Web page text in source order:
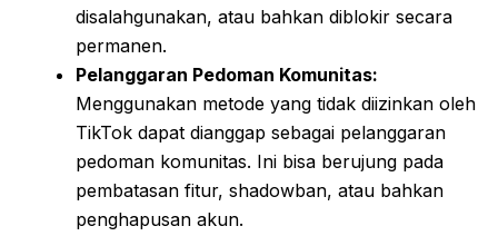
disalahgunakan, atau bahkan diblokir secara
permanen.
Pelanggaran Pedoman Komunitas:
Menggunakan metode yang tidak diizinkan oleh
TikTok dapat dianggap sebagai pelanggaran
pedoman komunitas. Ini bisa berujung pada
pembatasan fitur, shadowban, atau bahkan
penghapusan akun.